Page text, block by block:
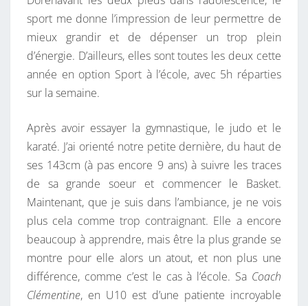
sport me donne l’impression de leur permettre de
mieux grandir et de dépenser un trop plein
d’énergie. D’ailleurs, elles sont toutes les deux cette
année en option Sport à l’école, avec 5h réparties
sur la semaine.
Après avoir essayer la gymnastique, le judo et le
karaté. J’ai orienté notre petite dernière, du haut de
ses 143cm (à pas encore 9 ans) à suivre les traces
de sa grande soeur et commencer le Basket.
Maintenant, que je suis dans l’ambiance, je ne vois
plus cela comme trop contraignant. Elle a encore
beaucoup à apprendre, mais être la plus grande se
montre pour elle alors un atout, et non plus une
différence, comme c’est le cas à l’école. Sa Coach
Clémentine, en U10 est d’une patiente incroyable